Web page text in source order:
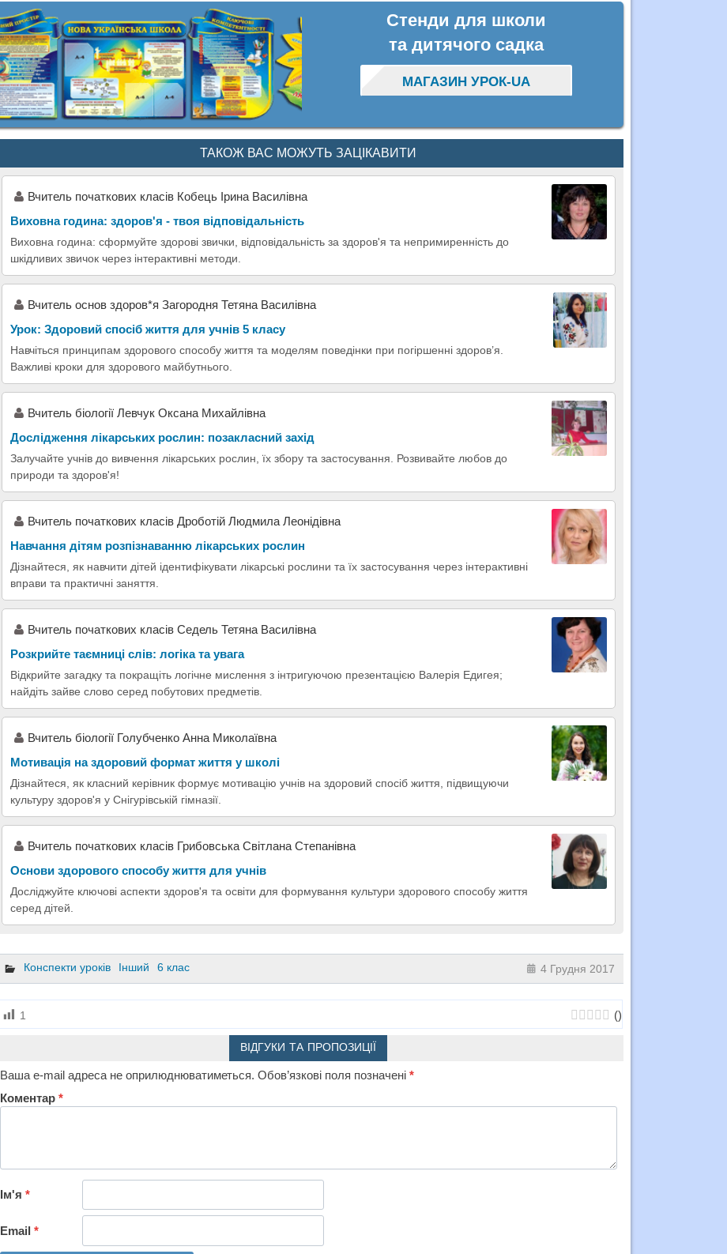
Стенди для школи
та дитячого садка
МАГАЗИН УРОК-UA
ТАКОЖ ВАС МОЖУТЬ ЗАЦІКАВИТИ
Вчитель початкових класів Кобець Ірина Василівна
Виховна година: здоров'я - твоя відповідальність
Виховна година: сформуйте здорові звички, відповідальність за здоров'я та непримиренність до
шкідливих звичок через інтерактивні методи.
Вчитель основ здоров*я Загородня Тетяна Василівна
Урок: Здоровий спосіб життя для учнів 5 класу
Навчіться принципам здорового способу життя та моделям поведінки при погіршенні здоров’я.
Важливі кроки для здорового майбутнього.
Вчитель біології Левчук Оксана Михайлівна
Дослідження лікарських рослин: позакласний захід
Залучайте учнів до вивчення лікарських рослин, їх збору та застосування. Розвивайте любов до
природи та здоров'я!
Вчитель початкових класів Дроботій Людмила Леонідівна
Навчання дітям розпізнаванню лікарських рослин
Дізнайтеся, як навчити дітей ідентифікувати лікарські рослини та їх застосування через інтерактивні
вправи та практичні заняття.
Вчитель початкових класів Седель Тетяна Василівна
Розкрийте таємниці слів: логіка та увага
Відкрийте загадку та покращіть логічне мислення з інтригуючою презентацією Валерія Едигея;
найдіть зайве слово серед побутових предметів.
Вчитель біології Голубченко Анна Миколаївна
Мотивація на здоровий формат життя у школі
Дізнайтеся, як класний керівник формує мотивацію учнів на здоровий спосіб життя, підвищуючи
культуру здоров'я у Снігурівській гімназії.
Вчитель початкових класів Грибовська Світлана Степанівна
Основи здорового способу життя для учнів
Досліджуйте ключові аспекти здоров'я та освіти для формування культури здорового способу життя
серед дітей.
Конспекти уроків Інший 6 клас 4 Грудня 2017
1 ()
ВІДГУКИ ТА ПРОПОЗИЦІЇ
Ваша e-mail адреса не оприлюднюватиметься. Обов’язкові поля позначені *
Коментар *
Ім'я *
Email *